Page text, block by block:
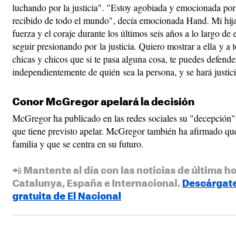
luchando por la justicia". "Estoy agobiada y emocionada
recibido de todo el mundo", decía emocionada Hand. Mi
fuerza y el coraje durante los últimos seis años a lo largo de
seguir presionando por la justicia. Quiero mostrar a ella y a
chicas y chicos que si te pasa alguna cosa, te puedes
independientemente de quién sea la persona, y se hará
Conor McGregor apelará la decisión
McGregor ha publicado en las redes sociales su
que tiene previsto apelar. McGregor también ha afirmado
familia y que se centra en su futuro.
📲 Mantente al día con las noticias de última
Catalunya, España e Internacional.
gratuita de El Nacional